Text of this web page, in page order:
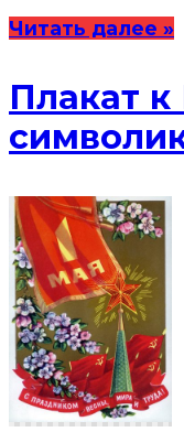
Читать далее »
Плакат